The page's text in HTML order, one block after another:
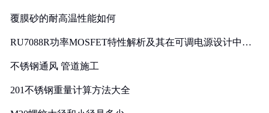
覆膜砂的耐高温性能如何
RU7088R功率MOSFET特性解析及其在可调电源设计中的
不锈钢通风 管道施工
201不锈钢重量计算方法大全